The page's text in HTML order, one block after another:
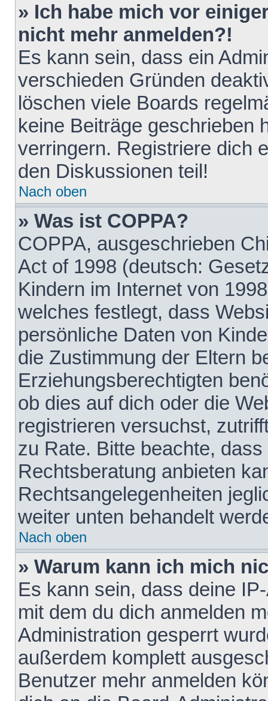
» Ich habe mich vor
nicht mehr anmelden?!
Es kann sein, dass ein
verschieden Gründen
löschen viele Boards
keine Beiträge geschrieben
verringern. Registriere dich
den Diskussionen teil!
Nach oben
» Was ist COPPA?
COPPA, ausgeschrieben
Act of 1998 (deutsch:
Kindern im Internet von
welches festlegt, dass
persönliche Daten von
die Zustimmung der Eltern
Erziehungsberechtigten
ob dies auf dich oder die
registrieren versuchst,
zu Rate. Bitte beachte,
Rechtsberatung anbieten
Rechtsangelegenheiten
weiter unten behandelt
Nach oben
» Warum kann ich mich
Es kann sein, dass deine
mit dem du dich anmelden
Administration gesperrt
außerdem komplett
Benutzer mehr anmelden